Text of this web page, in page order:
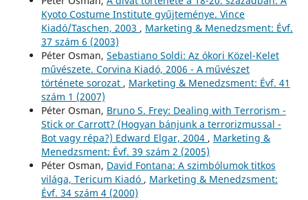
Kyoto Costume Institute gyűjteménye. Vince
Kiadó/Taschen, 2003 , Marketing & Menedzsment: Évf.
37 szám 6 (2003)
Péter Osman, Sebastiano Soldi: Az ókori Közel-Kelet
művészete. Corvina Kiadó, 2006 - A művészet
története sorozat , Marketing & Menedzsment: Évf. 41
szám 1 (2007)
Péter Osman, Bruno S. Frey: Dealing with Terrorism -
Stick or Carrott? (Hogyan bánjunk a terrorizmussal -
Bot vagy répa?) Edward Elgar, 2004 , Marketing &
Menedzsment: Évf. 39 szám 2 (2005)
Péter Osman, David Fontana: A szimbólumok titkos
világa, Tericum Kiadó , Marketing & Menedzsment:
Évf. 34 szám 4 (2000)